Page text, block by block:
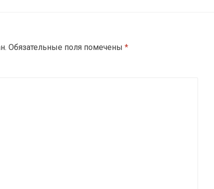
Обязательные поля помечены *